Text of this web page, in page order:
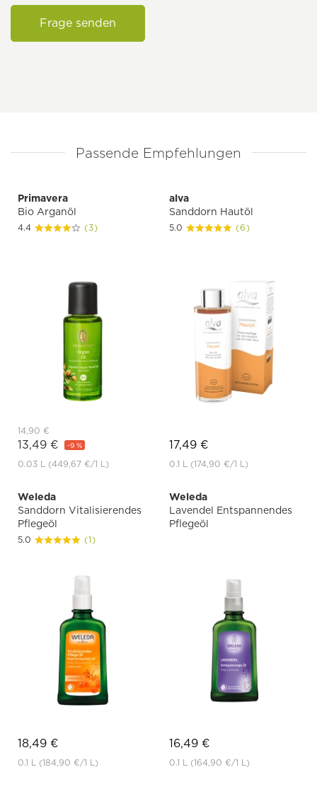
Frage senden
Passende Empfehlungen
Primavera
Bio Arganöl
4.4 (3)
14,90 €
13,49 € -9 %
0.03 L (449,67 €/1 L)
alva
Sanddorn Hautöl
5.0 (6)
17,49 €
0.1 L (174,90 €/1 L)
Weleda
Sanddorn Vitalisierendes
Pflegeöl
5.0 (1)
18,49 €
0.1 L (184,90 €/1 L)
Weleda
Lavendel Entspannendes
Pflegeöl
16,49 €
0.1 L (164,90 €/1 L)